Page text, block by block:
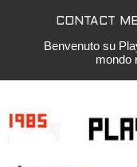
CONTACT
Benvenuto su
mondo